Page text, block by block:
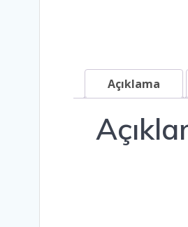
Açıklama